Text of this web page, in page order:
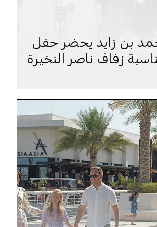
بن زايد يحضر حفل
زفاف ناصر النخيرة